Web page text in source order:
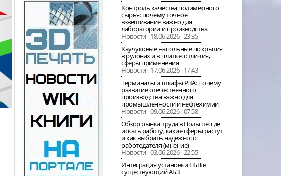
Контроль качества полимерного
сырья: почему точное
взвешивание важно для
лаборатории и производства
Новости - 18.06.2026 - 23:35
Каучуковые напольные покрытия
в рулонах и в плитке: отличия,
сферы применения
Новости - 17.06.2026 - 17:43
Терминалы и шкафы РЗА: почему
развитие отечественного
производства важно для
промышленности и нефтехимии
Новости - 09.06.2026 - 07:58
Обзор рынка труда в Польше: где
искать работу, какие сферы растут
и как выбрать надёжного
работодателя (мнение)
Новости - 03.06.2026 - 22:55
Интеграция установки ПБВ в
существующий АБЗ